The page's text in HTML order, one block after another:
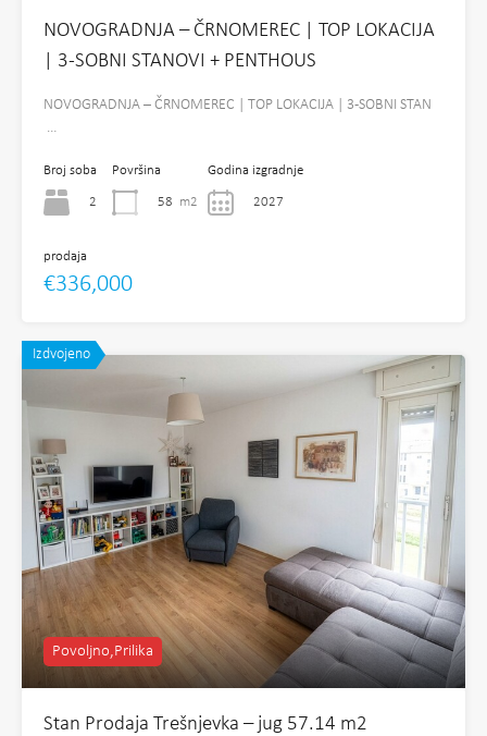
NOVOGRADNJA – ČRNOMEREC | TOP LOKACIJA
| 3-SOBNI STANOVI + PENTHOUS
NOVOGRADNJA – ČRNOMEREC | TOP LOKACIJA | 3-SOBNI STAN
…
Broj soba
2
Površina
58 m2
Godina izgradnje
2027
prodaja
€336,000
Izdvojeno
Povoljno,Prilika
Stan Prodaja Trešnjevka – jug 57.14 m2